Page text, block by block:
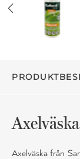
Axelväska från